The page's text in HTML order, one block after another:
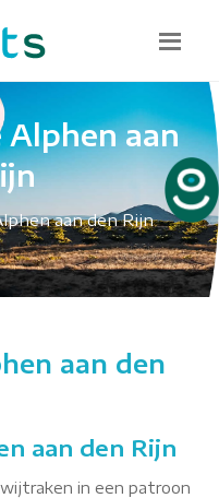
aan
aan den Rijn
aan den
aan den Rijn
in een patroon